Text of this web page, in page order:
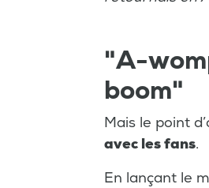
"A-
boom"
Mais le point
avec les fans.
En lançant le